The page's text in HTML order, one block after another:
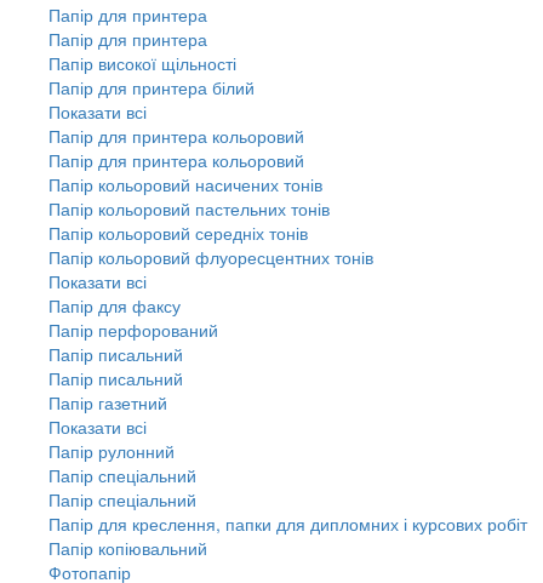
Папір для принтера
Папір для принтера
Папір високої щільності
Папір для принтера білий
Показати всі
Папір для принтера кольоровий
Папір для принтера кольоровий
Папір кольоровий насичених тонів
Папір кольоровий пастельних тонів
Папір кольоровий середніх тонів
Папір кольоровий флуоресцентних тонів
Показати всі
Папір для факсу
Папір перфорований
Папір писальний
Папір писальний
Папір газетний
Показати всі
Папір рулонний
Папір спеціальний
Папір спеціальний
Папір для креслення, папки для дипломних і курсових робіт
Папір копіювальний
Фотопапір